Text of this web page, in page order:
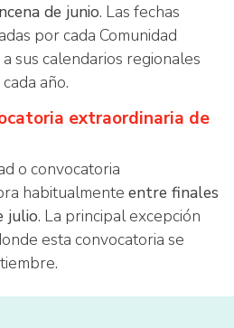
de junio. Las fechas
por cada Comunidad
sus calendarios regionales
año.
extraordinaria de
o convocatoria
habitualmente entre finales
julio. La principal excepción
esta convocatoria se